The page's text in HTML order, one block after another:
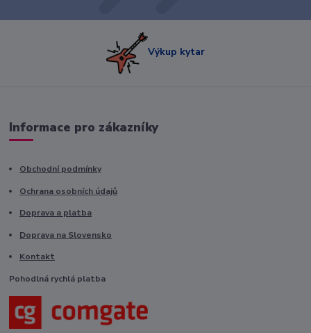
Výkup kytar
Informace pro zákazníky
Obchodní podmínky
Ochrana osobních údajů
Doprava a platba
Doprava na Slovensko
Kontakt
Pohodlná rychlá platba